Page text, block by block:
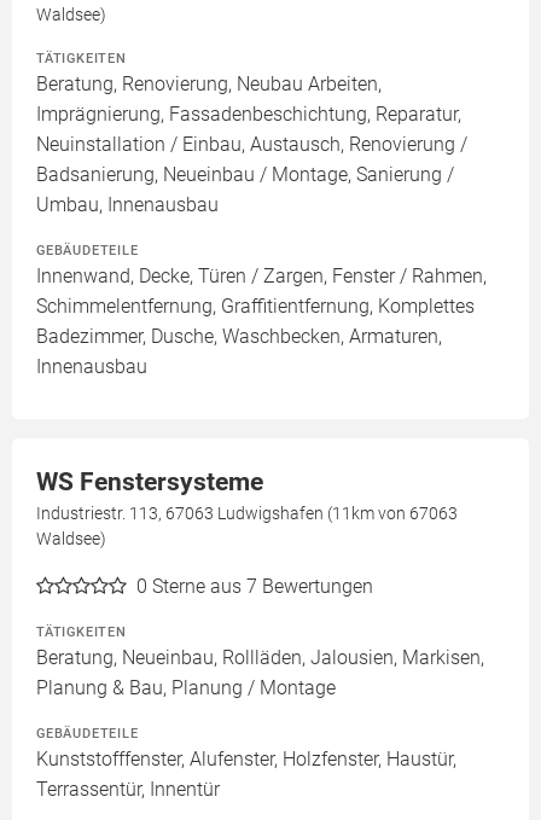
Waldsee)
TÄTIGKEITEN
Beratung, Renovierung, Neubau Arbeiten,
Imprägnierung, Fassadenbeschichtung, Reparatur,
Neuinstallation / Einbau, Austausch, Renovierung /
Badsanierung, Neueinbau / Montage, Sanierung /
Umbau, Innenausbau
GEBÄUDETEILE
Innenwand, Decke, Türen / Zargen, Fenster / Rahmen,
Schimmelentfernung, Graffitientfernung, Komplettes
Badezimmer, Dusche, Waschbecken, Armaturen,
Innenausbau
WS Fenstersysteme
Industriestr. 113, 67063 Ludwigshafen (11km von 67063
Waldsee)
0 Sterne aus 7 Bewertungen
TÄTIGKEITEN
Beratung, Neueinbau, Rollläden, Jalousien, Markisen,
Planung & Bau, Planung / Montage
GEBÄUDETEILE
Kunststofffenster, Alufenster, Holzfenster, Haustür,
Terrassentür, Innentür